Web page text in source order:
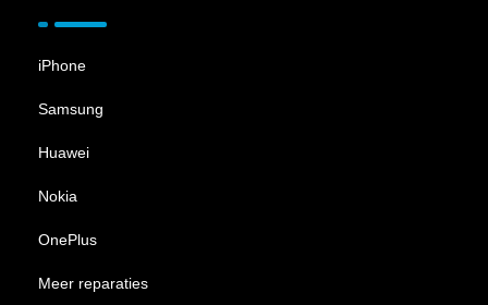
iPhone
Samsung
Huawei
Nokia
OnePlus
Meer reparaties